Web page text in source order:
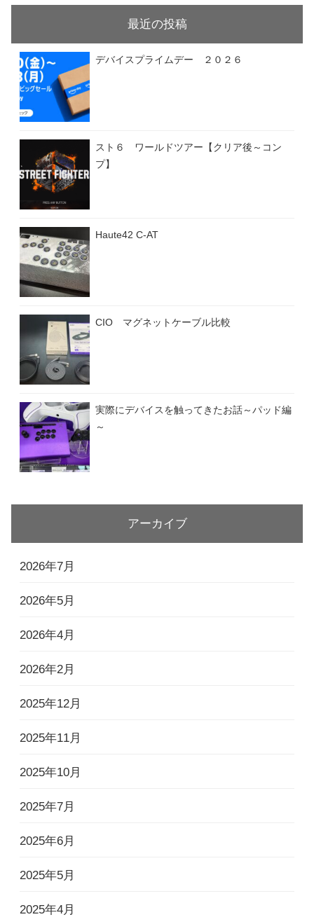
最近の投稿
デバイスプライムデー ２０２６
スト６ ワールドツアー【クリア後～コン
プ】
Haute42 C-AT
CIO マグネットケーブル比較
実際にデバイスを触ってきたお話～パッド編
～
アーカイブ
2026年7月
2026年5月
2026年4月
2026年2月
2025年12月
2025年11月
2025年10月
2025年7月
2025年6月
2025年5月
2025年4月